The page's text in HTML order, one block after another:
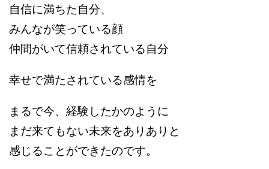
自信に満ちた自分、
みんなが笑っている顔
仲間がいて信頼されている自分
幸せで満たされている感情を
まるで今、経験したかのように
まだ来てもない未来をありありと
感じることができたのです。